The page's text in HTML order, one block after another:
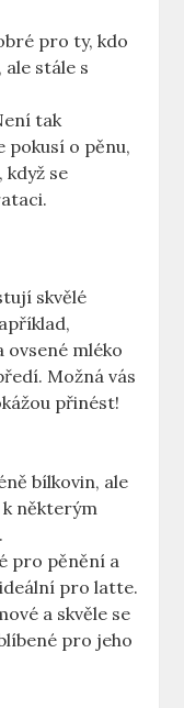
pro ty, kdo
stále s
tak
pokusí ⁤o pěnu,
⁢když se
skvělé
ovsené mléko
Možná vás
přinést!
bílkovin, ale
k ⁣některým
pro pěnění⁢ a
​pro latte.
a skvěle se
pro jeho